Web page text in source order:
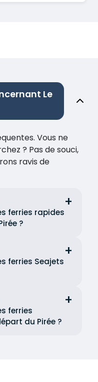
Le
Vous ne
? Pas de souci,
ravis de
ferries rapides
?
ferries Seajets
ferries
du Pirée ?